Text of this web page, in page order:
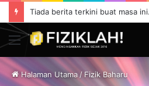
Tiada berita terkini buat masa ini.
Menu
Halaman Utama / Fizik Baharu